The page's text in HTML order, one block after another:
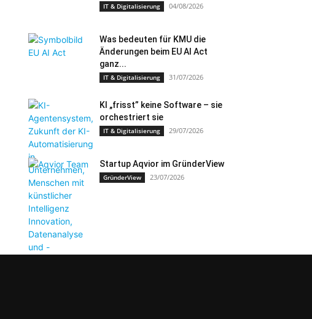
IT & Digitalisierung 04/08/2026
Was bedeuten für KMU die
Änderungen beim EU AI Act
ganz...
IT & Digitalisierung 31/07/2026
KI „frisst” keine Software – sie
orchestriert sie
IT & Digitalisierung 29/07/2026
Startup Aqvior im GründerView
GründerView 23/07/2026